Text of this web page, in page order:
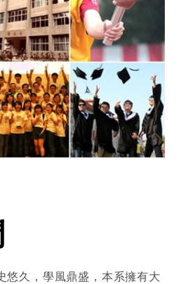
悠久，學風鼎盛，本系擁有大